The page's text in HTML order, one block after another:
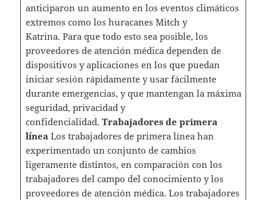
anticiparon un aumento en los eventos climáticos
extremos como los huracanes Mitch y
Katrina. Para que todo esto sea posible, los
proveedores de atención médica dependen de
dispositivos y aplicaciones en los que puedan
iniciar sesión rápidamente y usar fácilmente
durante emergencias, y que mantengan la máxima
seguridad, privacidad y
confidencialidad. Trabajadores de primera
línea Los trabajadores de primera línea han
experimentado un conjunto de cambios
ligeramente distintos, en comparación con los
trabajadores del campo del conocimiento y los
proveedores de atención médica. Los trabajadores